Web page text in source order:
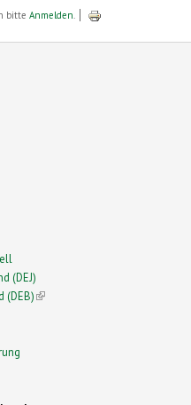
bitte Anmelden
(DEJ)
(DEB)(link is external)